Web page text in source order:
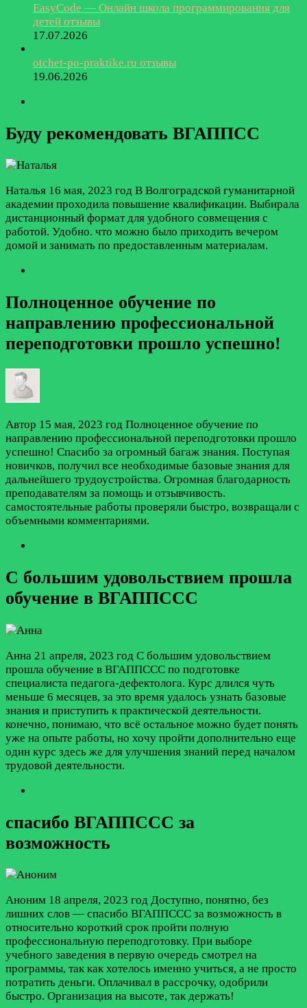
EasyCode — Онлайн школа программирования для
детей отзывы
17.07.2026
otchet-po-praktike.ru отзывы
19.06.2026
Буду рекомендовать ВГАППСС
Наталья 16 мая, 2023 год В Волгоградской гуманитарной
академии проходила повышение квалификации. Выбирала
дистанционный формат для удобного совмещения с
работой. Удобно. что можно было приходить вечером
домой и занимать по предоставленным материалам.
Полноценное обучение по
направлению профессиональной
переподготовки прошло успешно!
Автор 15 мая, 2023 год Полноценное обучение по
направлению профессиональной переподготовки прошло
успешно! Спасибо за огромный багаж знания. Поступая
новичков, получил все необходимые базовые знания для
дальнейшего трудоустройства. Огромная благодарность
преподавателям за помощь и отзывчивость.
самостоятельные работы проверяли быстро, возвращали с
объемными комментариями.
С большим удовольствием прошла
обучение в ВГАППССС
Анна 21 апреля, 2023 год С большим удовольствием
прошла обучение в ВГАППССС по подготовке
специалиста педагога-дефектолога. Курс длился чуть
меньше 6 месяцев, за это время удалось узнать базовые
знания и приступить к практической деятельности.
конечно, понимаю, что всё остальное можно будет понять
уже на опыте работы, но хочу пройти дополнительно еще
один курс здесь же для улучшения знаний перед началом
трудовой деятельности.
спасибо ВГАППССС за
возможность
Аноним 18 апреля, 2023 год Доступно, понятно, без
лишних слов — спасибо ВГАППССС за возможность в
относительно короткий срок пройти полную
профессиональную переподготовку. При выборе
учебного заведения в первую очередь смотрел на
программы, так как хотелось именно учиться, а не просто
потратить деньги. Оплачивал в рассрочку, одобрили
быстро. Организация на высоте, так держать!